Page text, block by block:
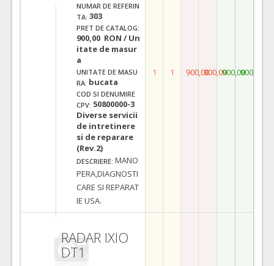
NUMAR DE REFERIN
TA: 303
PRET DE CATALOG:
900,00 RON / Un
itate de masur
a
UNITATE DE MASU
RA: bucata
COD SI DENUMIRE
CPV: 50800000-3
Diverse servicii
de intretinere
si de reparare
(Rev.2)
DESCRIERE: MANO
PERA,DIAGNOSTI
CARE SI REPARAT
IE USA.
1 1 900,00900,00900,00900,00
RADAR IXIO
DT1